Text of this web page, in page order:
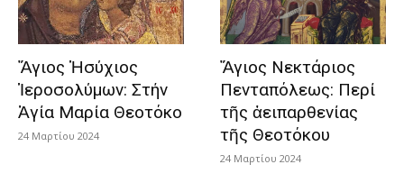
Ἅγιος Ἡσύχιος
Ἱεροσολύμων: Στήν
Ἁγία Μαρία Θεοτόκο
24 Μαρτίου 2024
Ἅγιος Νεκτάριος
Πενταπόλεως: Περί
τῆς ἀειπαρθενίας
τῆς Θεοτόκου
24 Μαρτίου 2024